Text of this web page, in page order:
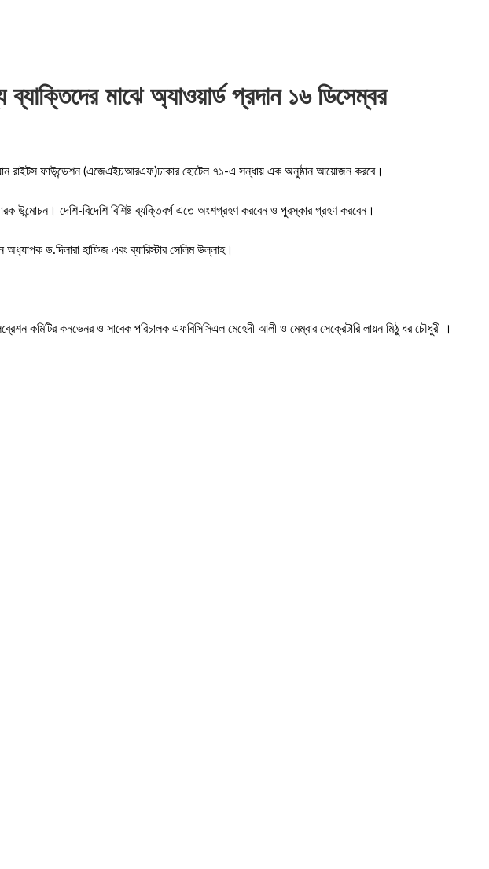
ব্যাক্তিদের মাঝে অ্যাওয়ার্ড প্রদান ১৬ ডিসেম্বর
রাইটস ফাউন্ডেশন (এজেএইচআরএফ)ঢাকার হোটেল ৭১-এ সন্ধায় এক অনুষ্ঠান আয়োজন করবে।
উন্মোচন। দেশি-বিদেশি বিশিষ্ট ব্যক্তিবর্গ এতে অংশগ্রহণ করবেন ও পুরস্কার গ্রহণ করবেন।
ড.দিলারা হাফিজ এবং ব্যারিস্টার সেলিম উল্লাহ।
কমিটির কনভেনর ও সাবেক পরিচালক এফবিসিসিএল মেহেদী আলী ও মেম্বার সেক্রেটারি লায়ন মিঠু ধর চৌধুরী ।